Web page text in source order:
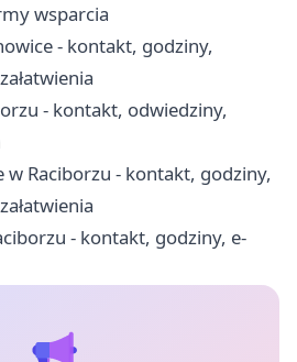
wsparcia
- kontakt, godziny,
- kontakt, odwiedziny,
Raciborzu - kontakt, godziny,
- kontakt, godziny, e-